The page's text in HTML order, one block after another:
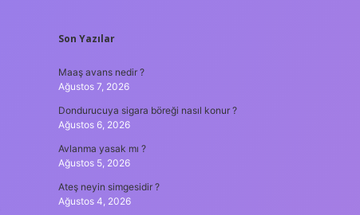
SIDEBAR
Son Yazılar
Maaş avans nedir ?
Ağustos 7, 2026
Dondurucuya sigara böreği nasıl konur ?
Ağustos 6, 2026
Avlanma yasak mı ?
Ağustos 5, 2026
Ateş neyin simgesidir ?
Ağustos 4, 2026